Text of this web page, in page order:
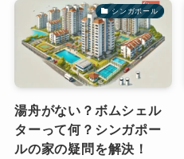
シンガポール
湯舟がない？ボムシェル
ターって何？シンガポー
ルの家の疑問を解決！